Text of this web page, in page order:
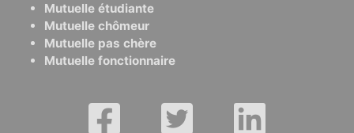
Mutuelle étudiante
Mutuelle chômeur
Mutuelle pas chère
Mutuelle fonctionnaire